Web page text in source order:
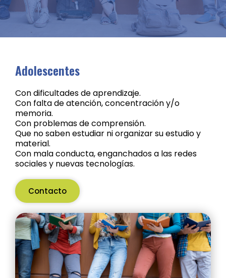
Adolescentes
Con dificultades de aprendizaje.
Con falta de atención, concentración y/o
memoria.
Con problemas de comprensión.
Que no saben estudiar ni organizar su estudio y
material.
Con mala conducta, enganchados a las redes
sociales y nuevas tecnologías.
Contacto